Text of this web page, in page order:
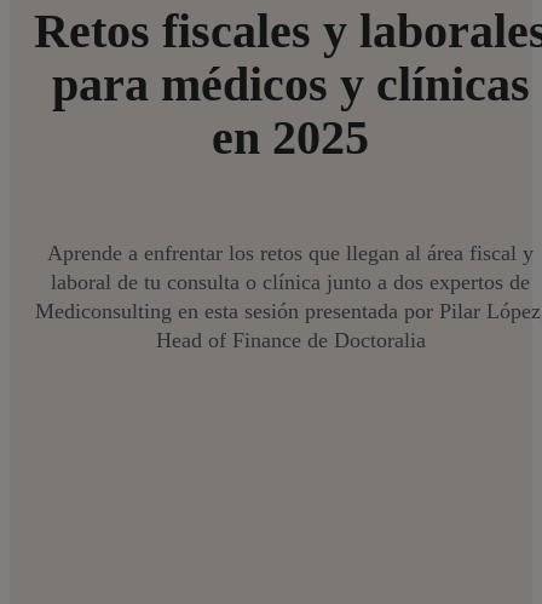
Retos fiscales y
para médicos y clínicas
en 2025
Aprende a enfrentar los retos que llegan al área fiscal y
laboral de tu consulta o clínica junto a dos expertos de
Mediconsulting en esta sesión presentada por Pilar
Head of Finance de Doctoralia